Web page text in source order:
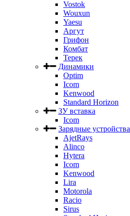
Vostok
Wouxun
Yaesu
Аргут
Грифон
Комбат
Терек
Динамики
Optim
Icom
Kenwood
Standard Horizon
ЗУ вставка
Icom
Зарядные устройства
AjetRays
Alinco
Hytera
Icom
Kenwood
Lira
Motorola
Racio
Sirus